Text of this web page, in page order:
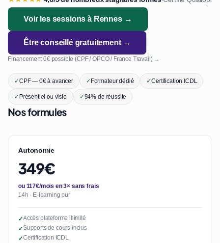
Voir les sessions à Rennes →
Être conseillé gratuitement →
Financement 0€ possible (CPF / OPCO / France Travail) →
✓CPF — 0€ à avancer ✓Formateur dédié ✓Certification ICDL
✓Présentiel ou visio ✓94% de réussite
Nos formules
Autonomie
349€
ou 117€/mois en 3× sans frais
14h · E-learning pur
✓Accès plateforme illimité
✓Supports de cours inclus
✓Certification ICDL